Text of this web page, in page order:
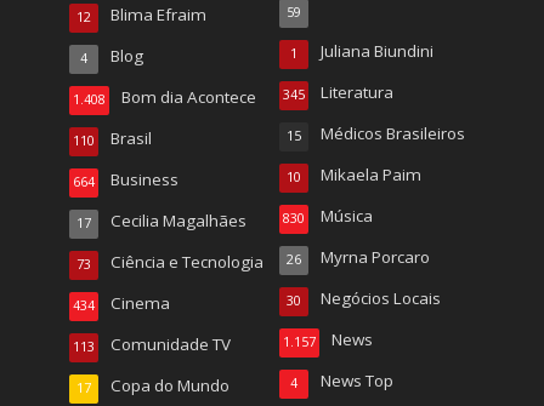
Blima Efraim
12
Blog
4
Bom dia Acontece
1.408
Brasil
110
Business
664
Cecilia Magalhães
17
Ciência e Tecnologia
73
Cinema
434
Comunidade TV
113
Copa do Mundo
17
59
Juliana Biundini
1
Literatura
345
Médicos Brasileiros
15
Mikaela Paim
10
Música
830
Myrna Porcaro
26
Negócios Locais
30
News
1.157
News Top
4